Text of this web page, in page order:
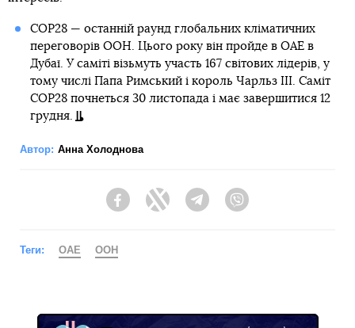
COP28 — останній раунд глобальних кліматичних
переговорів ООН. Цього року він пройде в ОАЕ в
Дубаї. У саміті візьмуть участь 167 світових лідерів, у
тому числі Папа Римський і король Чарльз III. Саміт
COP28 почнеться 30 листопада і має завершитися 12
грудня.
Автор: Анна Холоднова
FacebookTwitter Telegram
Теги: ОАЕ ООН